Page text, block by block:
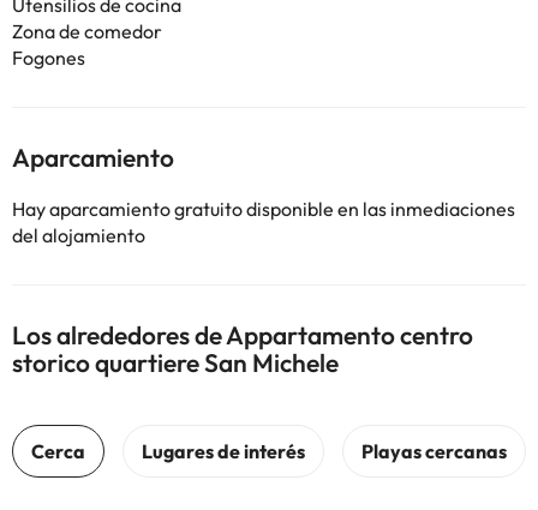
Utensilios de cocina
Zona de comedor
Fogones
Aparcamiento
Hay aparcamiento gratuito disponible en las inmediaciones
del alojamiento
Los alrededores de Appartamento centro
storico quartiere San Michele